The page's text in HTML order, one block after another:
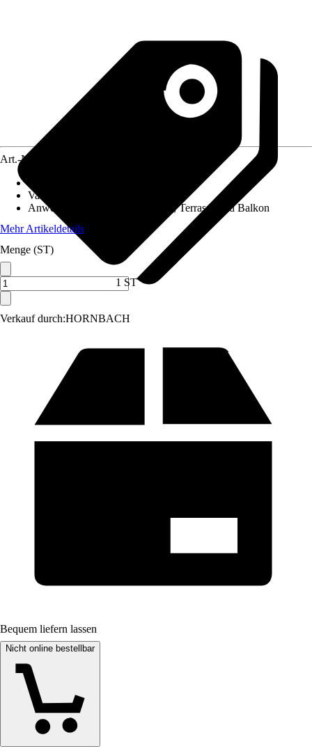
Verkauf durch:HORNBACH
Art.-Nr.
Variante
Anwendungsbereich
Nutzgarten, Terrasse und Balkon
Mehr Artikeldetails
Menge (ST)
1 ST
Bequem liefern lassen
Nicht online bestellbar